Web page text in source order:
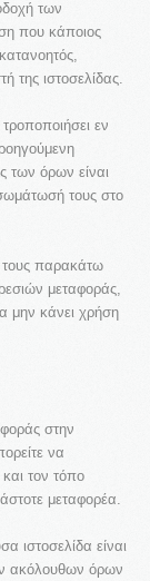
των
που κάποιος
της ιστοσελίδας.
εν
των όρων είναι
τους στο
τους παρακάτω
μεταφοράς,
μην κάνει χρήση
στην
να
τον τόπο
μεταφορέα.
ιστοσελίδα είναι
ακόλουθων όρων